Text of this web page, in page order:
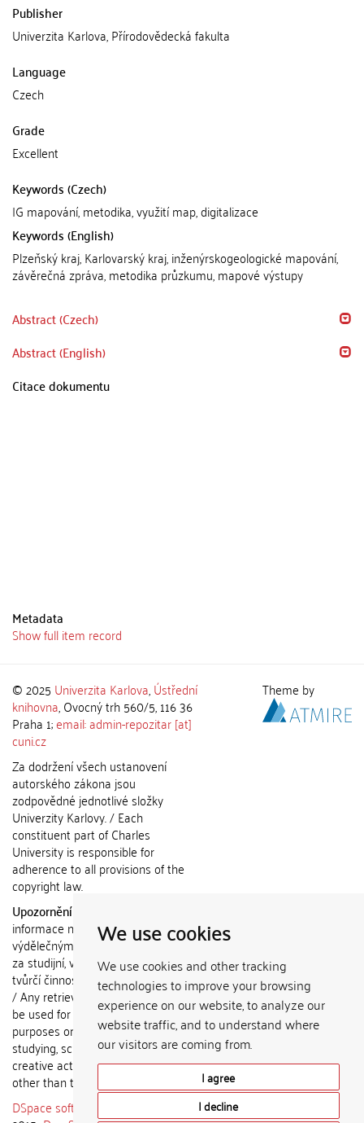
We use cookies
We use cookies and other tracking
technologies to improve your browsing
experience on our website, to analyze our
website traffic, and to understand where
our visitors are coming from.
I agree
I decline
Publisher
Univerzita Karlova, Přírodovědecká fakulta
Language
Czech
Grade
Excellent
Keywords (Czech)
IG mapování, metodika, využití map, digitalizace
Keywords (English)
Plzeňský kraj, Karlovarský kraj, inženýrskogeologické mapování,
závěrečná zpráva, metodika průzkumu, mapové výstupy
Abstract (Czech)
Abstract (English)
Citace dokumentu
Metadata
Show full item record
© 2025 Univerzita Karlova,Ústřední
knihovna, Ovocný trh 560/5, 116 36
Praha 1;email: admin-repozitar [at]
cuni.cz
Za dodržení všech ustanovení
autorského zákona jsou
zodpovědné jednotlivé složky
Univerzity Karlovy. / Each
constituent part of Charles
University is responsible for
adherence to all provisions of the
copyright law.
Upozornění / Notice:
informace nemohou být použity k
výdělečným účelům nebo vydávány
za studijní, vědeckou nebo jinou
tvůrčí činnost jiné osoby než autora.
/ Any retrieved information shall not
be used for any commercial
purposes or claimed as results of
studying, scientific or any other
creative activities of any person
other than the author.
DSpace software
Theme by